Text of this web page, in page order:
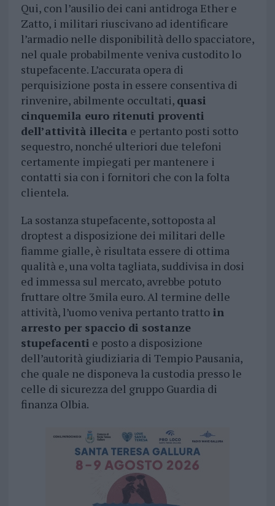
Qui, con l’ausilio dei cani antidroga Ether e
Zatto, i militari riuscivano ad identificare
l’armadio nelle disponibilità dello spacciatore,
nel quale probabilmente veniva custodito lo
stupefacente. L’accurata opera di
perquisizione posta in essere consentiva di
rinvenire, abilmente occultati, quasi
cinquemila euro ritenuti proventi
dell’attività illecita e pertanto posti sotto
sequestro, nonché ulteriori due telefoni
certamente impiegati per mantenere i
contatti sia con i fornitori che con la folta
clientela.
La sostanza stupefacente, sottoposta al
droptest a disposizione dei militari delle
fiamme gialle, è risultata essere di ottima
qualità e, una volta tagliata, suddivisa in dosi
ed immessa sul mercato, avrebbe potuto
fruttare oltre 3mila euro. Al termine delle
attività, l’uomo veniva pertanto trattoin
arresto per spaccio di sostanze
stupefacenti e posto a disposizione
dell’autorità giudiziaria di Tempio Pausania,
che quale ne disponeva la custodia presso le
celle di sicurezza del gruppo Guardia di
finanza Olbia.